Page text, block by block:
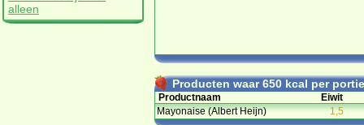
alleen
Producten waar 650 kcal per
Productnaam
Eiwit
Mayonaise (Albert Heijn)
1,5